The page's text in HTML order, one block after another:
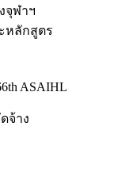
จุฬาฯ
หลักสูตร
ASAIHL
จ้าง